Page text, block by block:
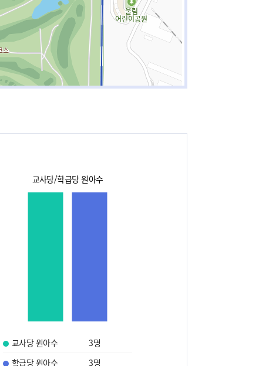
교사당/학급당 원아수
교사당 원아수 3명
학급당 원아수
3명